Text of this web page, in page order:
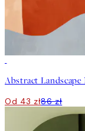
Abstract Landscape
Od 43 zł86 zł